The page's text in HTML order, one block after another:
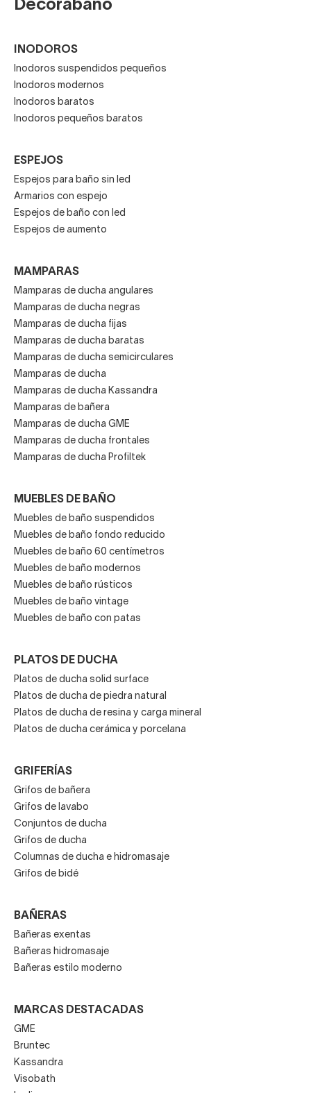
Decorabaño
INODOROS
Inodoros suspendidos pequeños
Inodoros modernos
Inodoros baratos
Inodoros pequeños baratos
ESPEJOS
Espejos para baño sin led
Armarios con espejo
Espejos de baño con led
Espejos de aumento
MAMPARAS
Mamparas de ducha angulares
Mamparas de ducha negras
Mamparas de ducha fijas
Mamparas de ducha baratas
Mamparas de ducha semicirculares
Mamparas de ducha
Mamparas de ducha Kassandra
Mamparas de bañera
Mamparas de ducha GME
Mamparas de ducha frontales
Mamparas de ducha Profiltek
MUEBLES DE BAÑO
Muebles de baño suspendidos
Muebles de baño fondo reducido
Muebles de baño 60 centímetros
Muebles de baño modernos
Muebles de baño rústicos
Muebles de baño vintage
Muebles de baño con patas
PLATOS DE DUCHA
Platos de ducha solid surface
Platos de ducha de piedra natural
Platos de ducha de resina y carga mineral
Platos de ducha cerámica y porcelana
GRIFERÍAS
Grifos de bañera
Grifos de lavabo
Conjuntos de ducha
Grifos de ducha
Columnas de ducha e hidromasaje
Grifos de bidé
BAÑERAS
Bañeras exentas
Bañeras hidromasaje
Bañeras estilo moderno
MARCAS DESTACADAS
GME
Bruntec
Kassandra
Visobath